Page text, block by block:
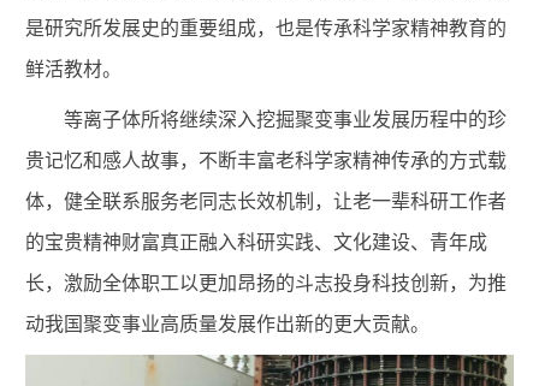
是研究所发展史的重要组成，也是传承科学家精神教育的
鲜活教材。
等离子体所将继续深入挖掘聚变事业发展历程中的珍
贵记忆和感人故事， 不断丰富老科学家精神传承的方式载
体，健全联系服务老同志长效机制，让老一辈科研工作者
的宝贵精神财富真正融入科研实践、文化建设、青年成
长，激励全体职工以更加昂扬的斗志投身科技创新，为推
动我国聚变事业高质量发展作出新的更大贡献。